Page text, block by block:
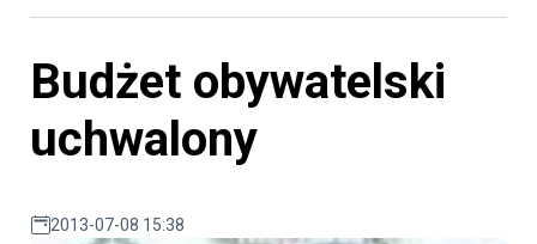
Budżet obywatelski
uchwalony
2013-07-08 15:38